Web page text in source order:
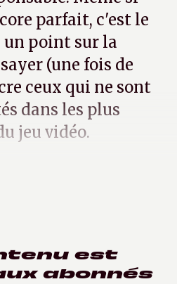
parfait, c'est le
un point sur la
(une fois de
ceux qui ne sont
dans les plus
jeu vidéo.
est
abonnés